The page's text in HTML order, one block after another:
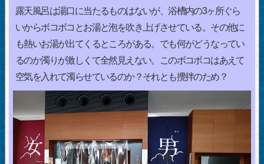
露天風呂は湯口に当たるものはないが、浴槽内の3ヶ所ぐら
いからボコボコとお湯と泡を吹き上げさせている。その他に
も熱いお湯が出てくるところがある。でも何がどうなってい
るのか濁りが激しくて全然見えない。このボコボコはあえて
空気を入れて濁らせているのか？それとも攪拌のため？